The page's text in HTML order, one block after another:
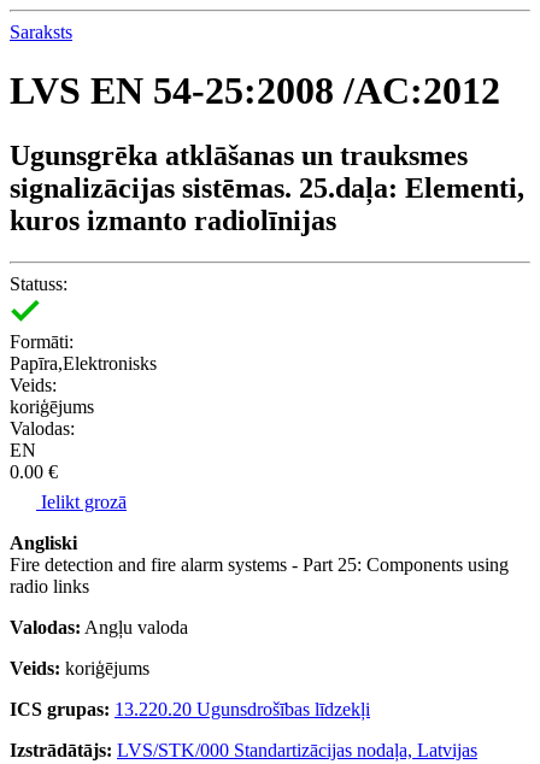
Saraksts
LVS EN 54-25:2008 /AC:2012
Ugunsgrēka atklāšanas un trauksmes
signalizācijas sistēmas. 25.daļa: Elementi,
kuros izmanto radiolīnijas
Statuss:
Formāti:
Papīra,Elektronisks
Veids:
koriģējums
Valodas:
EN
0.00 €
Ielikt grozā
Angliski
Fire detection and fire alarm systems - Part 25: Components using
radio links
Valodas: Angļu valoda
Veids: koriģējums
ICS grupas: 13.220.20 Ugunsdrošības līdzekļi
Izstrādātājs: LVS/STK/000 Standartizācijas nodaļa, Latvijas